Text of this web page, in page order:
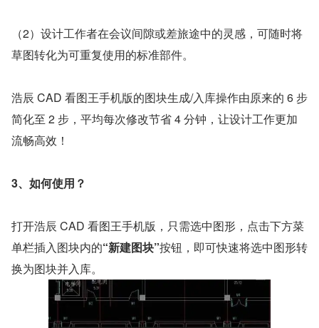
（2）设计工作者在会议间隙或差旅途中的灵感，可随时将
草图转化为可重复使用的标准部件。
浩辰 CAD 看图王手机版的图块生成/入库操作由原来的 6 步
简化至 2 步，平均每次修改节省 4 分钟，让设计工作更加
流畅高效！
3、如何使用？
打开浩辰 CAD 看图王手机版，只需选中图形，点击下方菜
单栏插入图块内的“新建图块”按钮，即可快速将选中图形转
换为图块并入库。